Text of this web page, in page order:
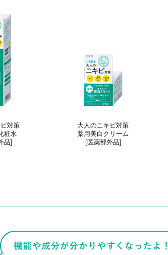
対策
粧水
品]
大人のニキビ対策
薬用美白クリーム
[医薬部外品]